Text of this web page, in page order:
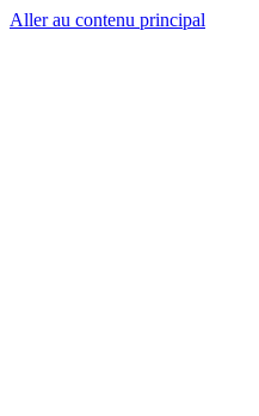
Aller au contenu principal